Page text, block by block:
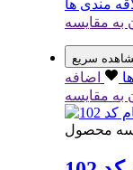
مندی ها
به مقایسه
سریع
اضافه
به مقایسه